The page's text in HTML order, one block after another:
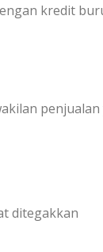
kredit
ditegakkan